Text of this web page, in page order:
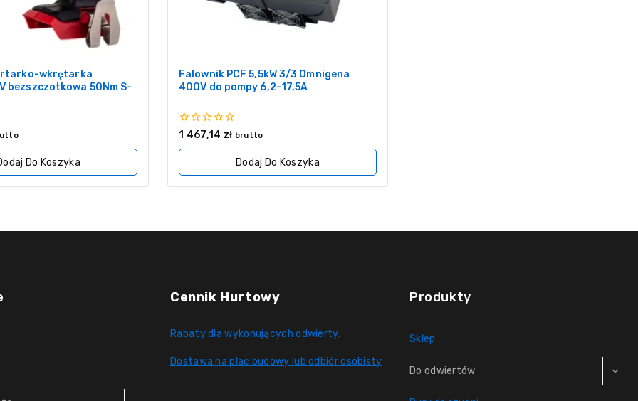
wkrętarka
bezszczotkowa 50Nm S-
Do Koszyka
Falownik PCF 5,5kW 3/3 Omnigena
400V do pompy 6,2-17,5A
0
5
1 467,14 zł brutto
Dodaj Do Koszyka
Cennik Hurtowy
Rabaty dla wykonujących odwierty.
Dostawa na plac budowy lub odbiór osobisty
Produkty
Sklep
Do odwiertów